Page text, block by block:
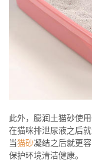
此外，膨润土猫砂使
在猫咪排泄尿液之后
当猫砂凝结之后就更
保护环境清洁健康。